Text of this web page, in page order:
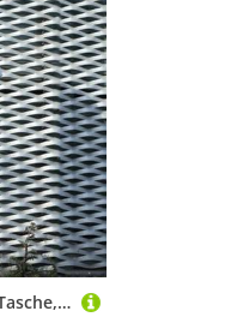
ReachMall Skateboard-Tasche, Nylongewebe, Skateboard-Tragetasche, Longboard-Aufbewahrungstasche, Schultertasche mit verstellbaren Riemen für Skateboarding (120 x 38 cm)